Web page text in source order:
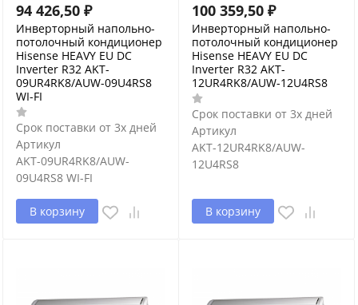
94 426,50 ₽
Инверторный напольно-
потолочный кондиционер
Hisense HEAVY EU DC
Inverter R32 AKT-
09UR4RK8/AUW-09U4RS8
WI-FI
Срок поставки от 3х дней
Артикул
AKT-09UR4RK8/AUW-
09U4RS8 WI-FI
В корзину
100 359,50 ₽
Инверторный напольно-
потолочный кондиционер
Hisense HEAVY EU DC
Inverter R32 AKT-
12UR4RK8/AUW-12U4RS8
Срок поставки от 3х дней
Артикул
AKT-12UR4RK8/AUW-
12U4RS8
В корзину